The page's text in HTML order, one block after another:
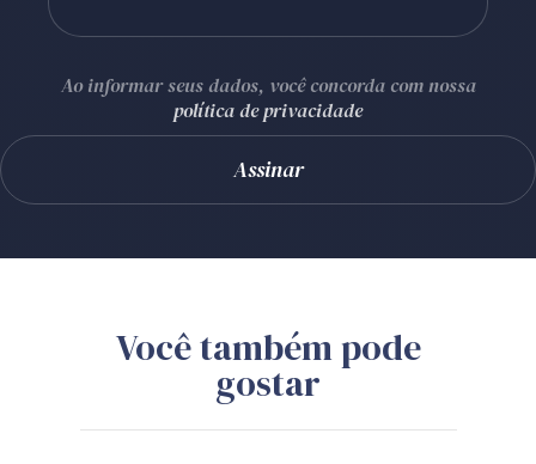
Ao informar seus dados, você concorda com nossa
política de privacidade
Você também pode
gostar